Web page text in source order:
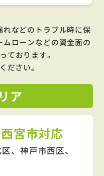
れなどのトラブル時に保
ローンなどの資金面の
ております。
ださい。
ア
宮市対応
、神戸市西区、